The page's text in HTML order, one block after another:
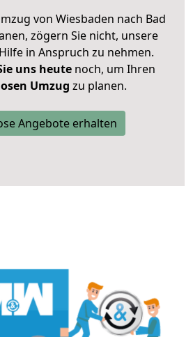
von Wiesbaden nach Bad
zögern Sie nicht, unsere
in Anspruch zu nehmen.
uns heutenoch, um Ihren
Umzug zu planen.
Angebote erhalten